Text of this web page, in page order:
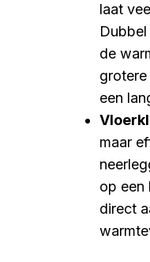
laat
de
een
maar
op een
direct